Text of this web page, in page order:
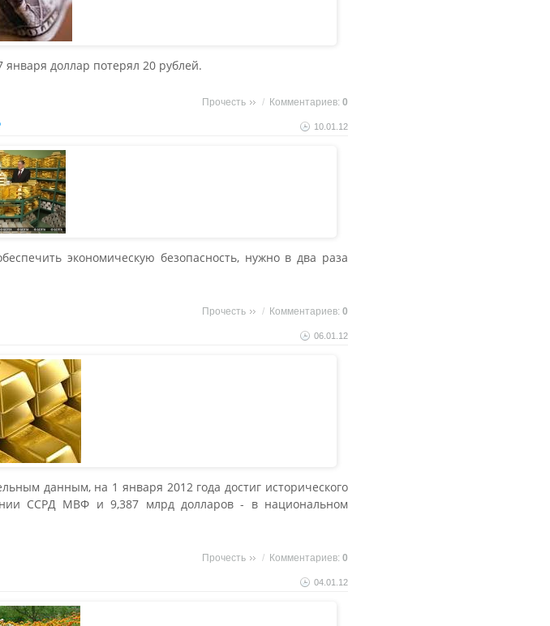
доллар потерял 20 рублей.
Прочесть / Комментариев: 0
10.01.12
экономическую безопасность, нужно в два раза
Прочесть / Комментариев: 0
06.01.12
данным, на 1 января 2012 года достиг исторического
ССРД МВФ и 9,387 млрд долларов - в национальном
Прочесть / Комментариев: 0
04.01.12